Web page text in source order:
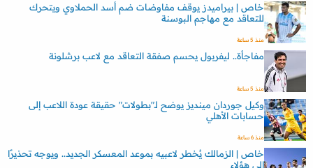
خاص | بيراميدز يوقف مفاوضات ضم أسد الحملاوي ويتحرك
للتعاقد مع مهاجم البوسنة
منذ 5 ساعة
مفاجأة.. ليفربول يحسم صفقة التعاقد مع لاعب برشلونة
منذ 5 ساعة
وكيل جوردان مينديز يوضح لـ"بطولات" حقيقة عودة اللاعب إلى
حسابات الأهلي
منذ 6 ساعة
خاص | الزمالك يُخطر لاعبيه بموعد المعسكر الجديد.. ويوجه تحذيرًا
إلى هؤلاء